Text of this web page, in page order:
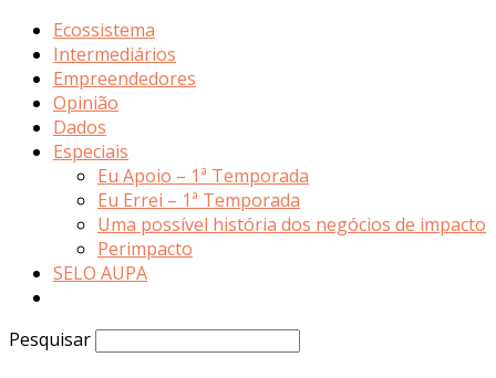
Ecossistema
Intermediários
Empreendedores
Opinião
Dados
Especiais
Eu Apoio – 1ª Temporada
Eu Errei – 1ª Temporada
Uma possível história dos negócios de impacto
Perimpacto
SELO AUPA
Pesquisar